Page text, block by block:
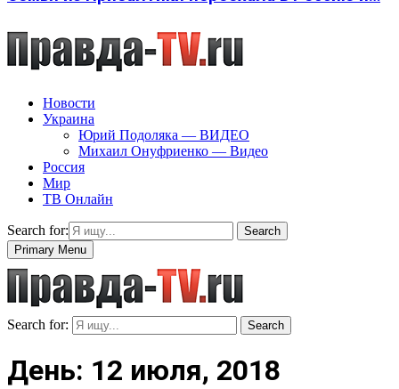
Новости
Украина
Юрий Подоляка — ВИДЕО
Михаил Онуфриенко — Видео
Россия
Мир
ТВ Онлайн
Search for:
Search
Primary Menu
Search for: Search
День: 12 июля, 2018